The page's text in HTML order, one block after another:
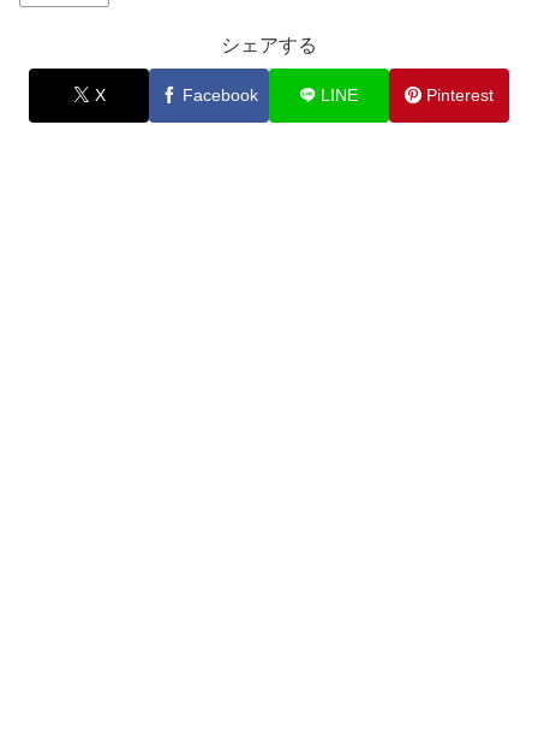
シェアする
X Facebook LINE Pinterest